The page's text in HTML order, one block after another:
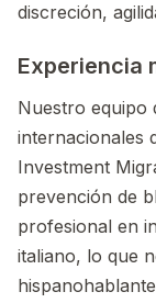
discreción,
Experiencia
Nuestro equipo
internacionales
Investment
prevención de
profesional en
italiano, lo que